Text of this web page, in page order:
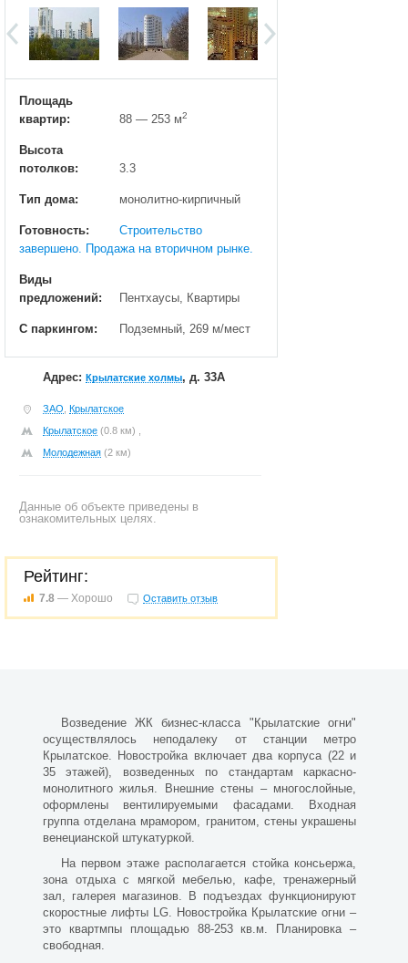
Площадь
квартир:
88 — 253 м2
Высота
потолков:
3.3
Тип дома: монолитно-кирпичный
Готовность:
Строительство
завершено. Продажа на вторичном рынке.
Виды
предложений:
Пентхаусы, Квартиры
С паркингом: Подземный, 269 м/мест
Адрес: Крылатские холмы, д. 33А
ЗАО Крылатское
Крылатское (0.8 км) ,
Молодежная (2 км)
Данные об объекте приведены в
ознакомительных целях.
Рейтинг:
7.8 — Хорошо Оставить отзыв
Возведение ЖК бизнес-класса "Крылатские огни"
осуществлялось неподалеку от станции метро
Крылатское. Новостройка включает два корпуса (22 и
35 этажей), возведенных по стандартам каркасно-
монолитного жилья. Внешние стены – многослойные,
оформлены вентилируемыми фасадами. Входная
группа отделана мрамором, гранитом, стены украшены
венецианской штукатуркой.
На первом этаже располагается стойка консьержа,
зона отдыха с мягкой мебелью, кафе, тренажерный
зал, галерея магазинов. В подъездах функционируют
скоростные лифты LG. Новостройка Крылатские огни –
это квартмпы площадью 88-253 кв.м. Планировка –
свободная.